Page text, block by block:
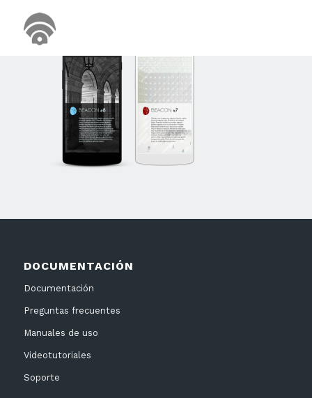
DOCUMENTACIÓN
Documentación
Preguntas frecuentes
Manuales de uso
Videotutoriales
Soporte